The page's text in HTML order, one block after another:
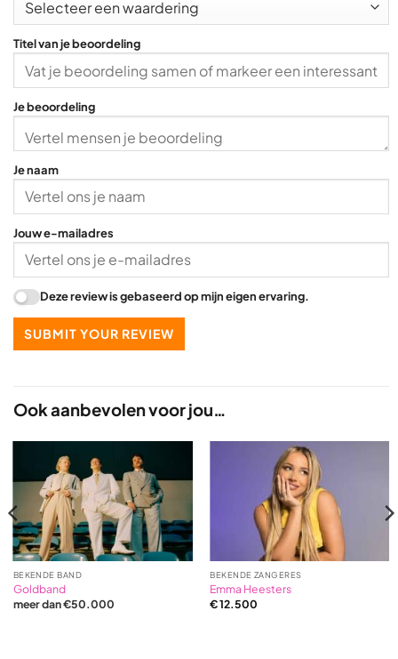
Ook aanbevolen voor jou…
BEKENDE BAND
Goldband
meer dan €50.000
BEKENDE ZANGERES
Emma Heesters
€12.500
u
o
f
5
Titel van je beoordeling
Je beoordeling
Je naam
Jouw e-mailadres
Deze review is gebaseerd op mijn eigen ervaring.
SUBMIT YOUR REVIEW